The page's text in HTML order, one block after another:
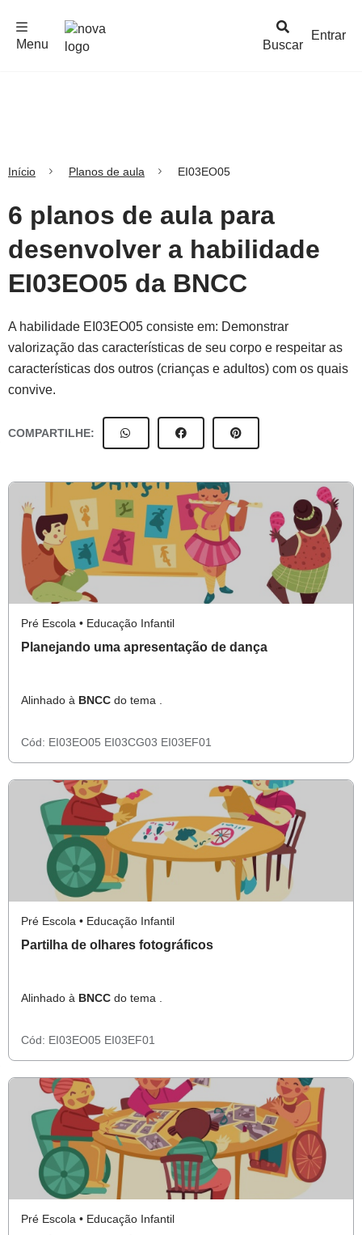
Buscar
Menu
Entrar
Início Planos de aula EI03EO05
6 planos de aula para
desenvolver a habilidade
EI03EO05 da BNCC
A habilidade EI03EO05 consiste em: Demonstrar
valorização das características de seu corpo e respeitar as
características dos outros (crianças e adultos) com os quais
convive.
COMPARTILHE:
Pré Escola • Educação Infantil
Planejando uma apresentação de dança
Alinhado à BNCC do tema .
Cód: EI03EO05 EI03CG03 EI03EF01
Pré Escola • Educação Infantil
Partilha de olhares fotográficos
Alinhado à BNCC do tema .
Cód: EI03EO05 EI03EF01
Pré Escola • Educação Infantil